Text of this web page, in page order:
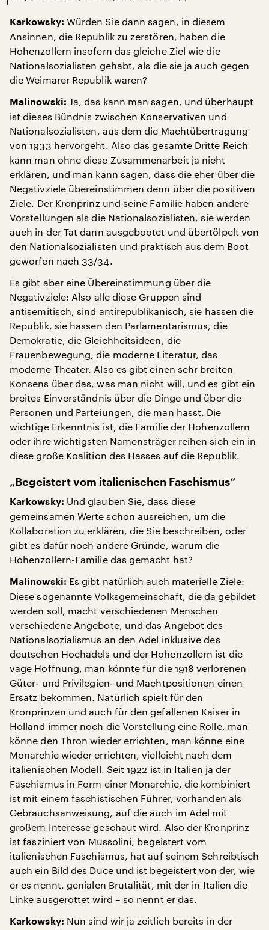
Karkowsky: Würden Sie dann sagen, in diesem
Ansinnen, die Republik zu zerstören, haben die
Hohenzollern insofern das gleiche Ziel wie die
Nationalsozialisten gehabt, als die sie ja auch gegen
die Weimarer Republik waren?
Malinowski: Ja, das kann man sagen, und überhaupt
ist dieses Bündnis zwischen Konservativen und
Nationalsozialisten, aus dem die Machtübertragung
von 1933 hervorgeht. Also das gesamte Dritte Reich
kann man ohne diese Zusammenarbeit ja nicht
erklären, und man kann sagen, dass die eher über die
Negativziele übereinstimmen denn über die positiven
Ziele. Der Kronprinz und seine Familie haben andere
Vorstellungen als die Nationalsozialisten, sie werden
auch in der Tat dann ausgebootet und übertölpelt von
den Nationalsozialisten und praktisch aus dem Boot
geworfen nach 33/34.
Es gibt aber eine Übereinstimmung über die
Negativziele: Also alle diese Gruppen sind
antisemitisch, sind antirepublikanisch, sie hassen die
Republik, sie hassen den Parlamentarismus, die
Demokratie, die Gleichheitsideen, die
Frauenbewegung, die moderne Literatur, das
moderne Theater. Also es gibt einen sehr breiten
Konsens über das, was man nicht will, und es gibt ein
breites Einverständnis über die Dinge und über die
Personen und Parteiungen, die man hasst. Die
wichtige Erkenntnis ist, die Familie der Hohenzollern
oder ihre wichtigsten Namensträger reihen sich ein in
diese große Koalition des Hasses auf die Republik.
„Begeistert vom italienischen Faschismus“
Karkowsky: Und glauben Sie, dass diese
gemeinsamen Werte schon ausreichen, um die
Kollaboration zu erklären, die Sie beschreiben, oder
gibt es dafür noch andere Gründe, warum die
Hohenzollern-Familie das gemacht hat?
Malinowski: Es gibt natürlich auch materielle Ziele:
Diese sogenannte Volksgemeinschaft, die da gebildet
werden soll, macht verschiedenen Menschen
verschiedene Angebote, und das Angebot des
Nationalsozialismus an den Adel inklusive des
deutschen Hochadels und der Hohenzollern ist die
vage Hoffnung, man könnte für die 1918 verlorenen
Güter- und Privilegien- und Machtpositionen einen
Ersatz bekommen. Natürlich spielt für den
Kronprinzen und auch für den gefallenen Kaiser in
Holland immer noch die Vorstellung eine Rolle, man
könne den Thron wieder errichten, man könne eine
Monarchie wieder errichten, vielleicht nach dem
italienischen Modell. Seit 1922 ist in Italien ja der
Faschismus in Form einer Monarchie, die kombiniert
ist mit einem faschistischen Führer, vorhanden als
Gebrauchsanweisung, auf die auch im Adel mit
großem Interesse geschaut wird. Also der Kronprinz
ist fasziniert von Mussolini, begeistert vom
italienischen Faschismus, hat auf seinem Schreibtisch
auch ein Bild des Duce und ist begeistert von der, wie
er es nennt, genialen Brutalität, mit der in Italien die
Linke ausgerottet wird – so nennt er das.
Karkowsky: Nun sind wir ja zeitlich bereits in der